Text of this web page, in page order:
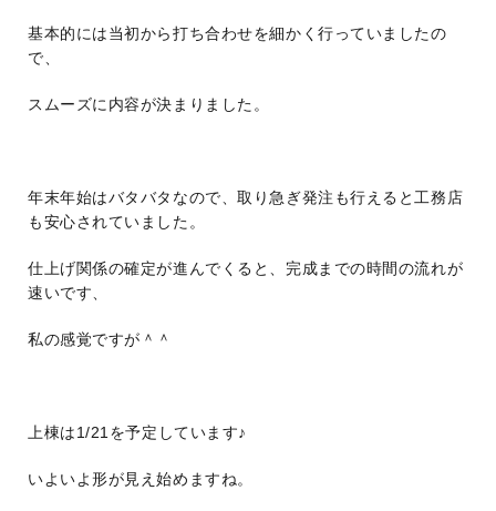
基本的には当初から打ち合わせを細かく行っていましたの
で、
スムーズに内容が決まりました。
年末年始はバタバタなので、取り急ぎ発注も行えると工務店
も安心されていました。
仕上げ関係の確定が進んでくると、完成までの時間の流れが
速いです、
私の感覚ですが＾＾
上棟は1/21を予定しています♪
いよいよ形が見え始めますね。